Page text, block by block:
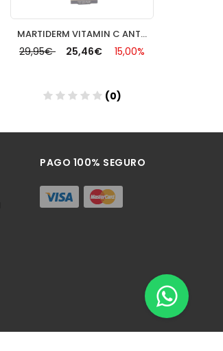
MARTIDERM VITAMIN C ANTIOX 1 ENVASE 20 ML
29,95€ 25,46€ 15,00%
(0)
PAGO 100% SEGURO